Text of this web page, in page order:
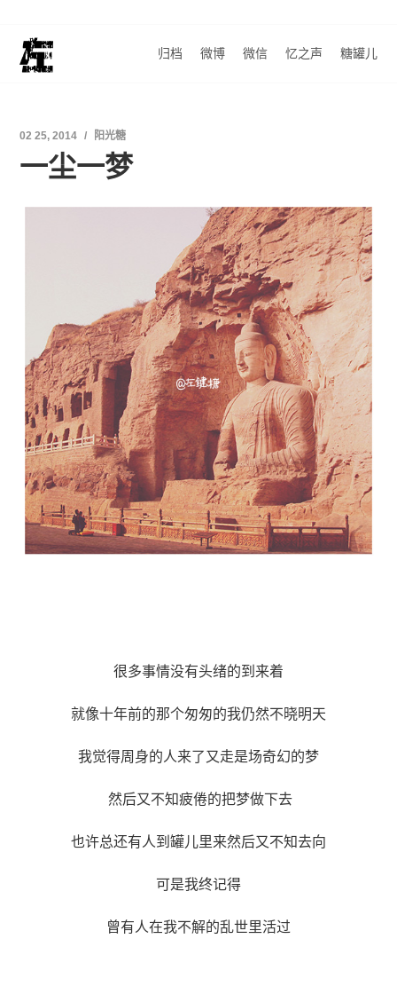
归档 微博 微信 忆之声 糖罐儿
02 25, 2014 阳光糖
一尘一梦
很多事情没有头绪的到来着
就像十年前的那个匆匆的我仍然不晓明天
我觉得周身的人来了又走是场奇幻的梦
然后又不知疲倦的把梦做下去
也许总还有人到罐儿里来然后又不知去向
可是我终记得
曾有人在我不解的乱世里活过